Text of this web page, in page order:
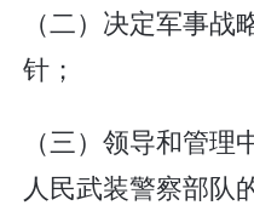
（二）决定军事
针；
（三）领导和管
人民武装警察部队